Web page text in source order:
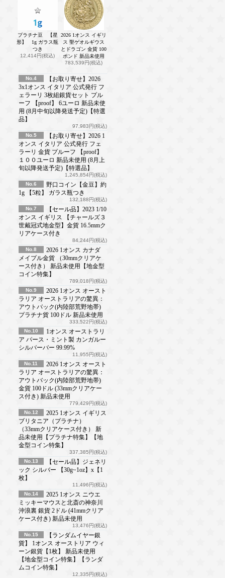
プラチナ豆 【星
形】 1g ガラス瓶
つき
12,414円(税込)
2026 1オンス イギリ
ス 聖ゲオルギウス
とドラゴン 金貨 100
ポンド 新品未使用
783,539円(税込)
No.4
【お取り寄せ】2026
3x1オンス イタリア 公式発行 フ
ェラーリ 3枚組銀貨セット プル
ーフ 【proof】 6ユーロ 新品未使
用 (8月中旬以降発送予定)【特選
品】
97,983円(税込)
No.5
【お取り寄せ】2026 1
オンス イタリア 公式発行 フェ
ラーリ 金貨 プルーフ 【proof】
１００ユーロ 新品未使用 (8月上
旬以降発送予定)【特選品】
1,245,854円(税込)
No.6
野口コイン【金豆】約
1g 【5粒】 ガラス瓶つき
132,188円(税込)
No.7
【セール品】2023 1/10
オンス イギリス 【チャールズ３
世戴冠式地金型】金貨 16.5mmク
リアケース付き
84,244円(税込)
No.8
2026 1オンス カナダ
メイプル金貨 （30mmクリアケ
ース付き） 新品未使用【地金型
コイン特集】
789,018円(税込)
No.9
2026 1オンス オースト
ラリア オーストラリアの驚異：
アウトバック(内陸部荒野地帯)
プラチナ貨 100ドル 新品未使用
333,522円(税込)
No.10
1オンス オーストラリ
ア パース・ミント製 カンガルー
シルバーバー 99.99%
11,955円(税込)
No.11
2026 1オンス オースト
ラリア オーストラリアの驚異：
アウトバック(内陸部荒野地帯)
金貨 100ドル (33mmクリアケー
ス付き) 新品未使用
779,429円(税込)
No.12
2025 1オンス イギリス
ブリタニア（プラチナ）
（33mmクリアケース付き） 新
品未使用【プラチナ特集】【地
金型コイン特集】
337,385円(税込)
No.13
【セール品】ジェネリ
ック シルバー 【30g~1oz】x【1
枚】
11,496円(税込)
No.14
2025 1オンス ニウエ
ミッキーマウスと北斎の神奈川
沖浪裏 銀貨 2ドル (41mmクリア
ケース付き) 新品未使用
13,476円(税込)
No.15
【ランダムイヤー銀
貨】 1オンス オーストリア ウィ
ーン銀貨【1枚】 新品未使用
【地金型コイン特集】【ランダ
ムコイン特集】
12,335円(税込)